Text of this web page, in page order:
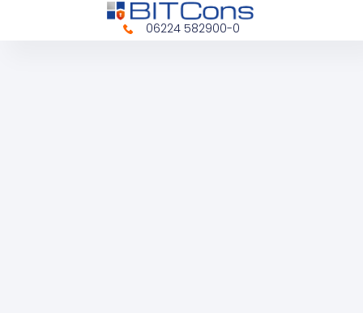
06224 582900-0